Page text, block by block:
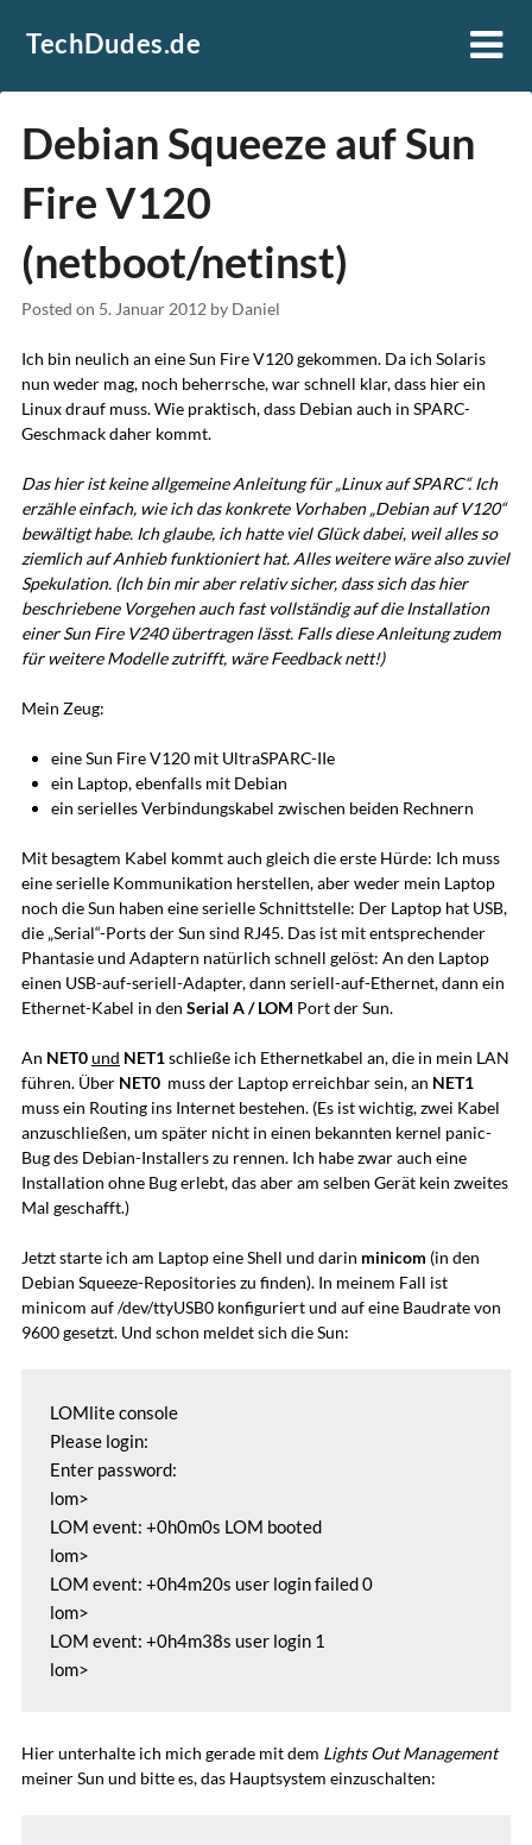
TechDudes.de
Debian Squeeze auf Sun
Fire V120
(netboot/netinst)
Posted on 5. Januar 2012 by Daniel
Ich bin neulich an eine Sun Fire V120 gekommen. Da ich Solaris
nun weder mag, noch beherrsche, war schnell klar, dass hier ein
Linux drauf muss. Wie praktisch, dass Debian auch in SPARC-
Geschmack daher kommt.
Das hier ist keine allgemeine Anleitung für „Linux auf SPARC“. Ich
erzähle einfach, wie ich das konkrete Vorhaben „Debian auf V120“
bewältigt habe. Ich glaube, ich hatte viel Glück dabei, weil alles so
ziemlich auf Anhieb funktioniert hat. Alles weitere wäre also zuviel
Spekulation. (Ich bin mir aber relativ sicher, dass sich das hier
beschriebene Vorgehen auch fast vollständig auf die Installation
einer Sun Fire V240 übertragen lässt. Falls diese Anleitung zudem
für weitere Modelle zutrifft, wäre Feedback nett!)
Mein Zeug:
eine Sun Fire V120 mit UltraSPARC-IIe
ein Laptop, ebenfalls mit Debian
ein serielles Verbindungskabel zwischen beiden Rechnern
Mit besagtem Kabel kommt auch gleich die erste Hürde: Ich muss
eine serielle Kommunikation herstellen, aber weder mein Laptop
noch die Sun haben eine serielle Schnittstelle: Der Laptop hat USB,
die „Serial“-Ports der Sun sind RJ45. Das ist mit entsprechender
Phantasie und Adaptern natürlich schnell gelöst: An den Laptop
einen USB-auf-seriell-Adapter, dann seriell-auf-Ethernet, dann ein
Ethernet-Kabel in den Serial A / LOM Port der Sun.
An NET0und NET1schließe ich Ethernetkabel an, die in mein LAN
führen. Über NET0 muss der Laptop erreichbar sein, an NET1
muss ein Routing ins Internet bestehen. (Es ist wichtig, zwei Kabel
anzuschließen, um später nicht in einen bekannten kernel panic-
Bug des Debian-Installers zu rennen. Ich habe zwar auch eine
Installation ohne Bug erlebt, das aber am selben Gerät kein zweites
Mal geschafft.)
Jetzt starte ich am Laptop eine Shell und darin minicom (in den
Debian Squeeze-Repositories zu finden). In meinem Fall ist
minicom auf /dev/ttyUSB0 konfiguriert und auf eine Baudrate von
9600 gesetzt. Und schon meldet sich die Sun:
LOMlite console
Please login:
Enter password:
lom>
LOM event: +0h0m0s LOM booted
lom>
LOM event: +0h4m20s user login failed 0
lom>
LOM event: +0h4m38s user login 1
lom>
Hier unterhalte ich mich gerade mit dem Lights Out Management
meiner Sun und bitte es, das Hauptsystem einzuschalten: